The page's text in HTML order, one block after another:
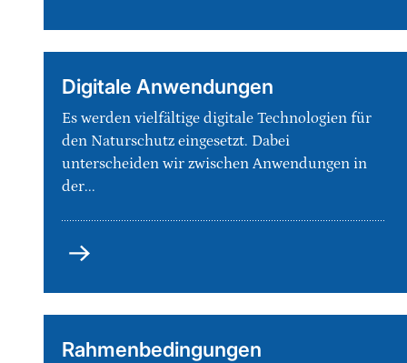
Digitale Anwendungen
Es werden vielfältige digitale Technologien für
den Naturschutz eingesetzt. Dabei
unterscheiden wir zwischen Anwendungen in
der...
Digitale
Rahmenbedingungen